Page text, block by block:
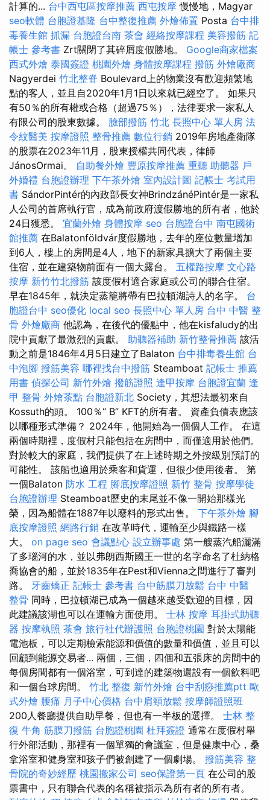
計算的... 台中西屯區按摩推薦 西屯按摩 慢慢地，Magyar
seo軟體 台胞證基隆 台中整復推薦 外燴佈置 Posta 台中排
毒養生館 抓漏 台胞證台南 茶會 經絡按摩課程 美容撥筋 記
帳士 參考書 Zrt關閉了其碎屑度假勝地。 Google商家檔案
西式外燴 泰國簽證 桃園外燴 身體按摩課程 撥筋 外燴廠商
Nagyerdei 竹北整脊 Boulevard上的物業沒有歡迎頻繁地
點的客人，並且自2020年1月1日以來就已經空了。 如果只
有50％的所有權或合格（超過75％），法律要求一家私人
有限公司的股東數據。 臉部撥筋 竹北 長照中心 單人房 法
令紋醫美 按摩證照 整骨推薦 數位行銷 2019年房地產衛隊
的股票在2023年11月，股東授權共同代表，律師
JánosOrmai。 自助餐外燴 豐原按摩推薦 重聽 助聽器 戶
外婚禮 台胞證辦理 下午茶外燴 室內設計圖 記帳士 考試用
書 SándorPintér的內政部長女神BrindzánéPintér是一家私
人公司的首席執行官，成為前政府渡假勝地的所有者，他於
24日獲悉。 宜蘭外燴 身體按摩 seo 台胞證台中 南屯國術
館推薦 在Balatonföldvár度假勝地，去年的座位數量增加
到6人，樓上的房間是4人，地下的新家具擴大了兩個主要
住​​宿，並在建築物前面有一個大露台。 五權路按摩 文心路
按摩 新竹竹北撥筋 該度假村適合家庭或公司的聯合住宿。
早在1845年，就決定蒸籠將帶有巴拉頓湖詩人的名字。 台
胞證台中 seo優化 local seo 長照中心 單人房 台中 中醫 整
骨 外燴廠商 他認為，在後代的優點中，他在kisfaludy的出
院中貢獻了最激烈的貢獻。 助聽器補助 新竹整骨推薦 該活
動之前是1846年4月5日建立了Balaton 台中排毒養生館 台
中泡腳 撥筋美容 哪裡找台中撥筋 Steamboat 記帳士 推薦
用書 偵探公司 新竹外燴 撥筋證照 逢甲按摩 台胞證宜蘭 逢
甲 整骨 外燴茶點 台胞證新北 Society，其想法最初來自
Kossuth的頭。 100％“ B” KFT的所有者。 資產負債表應該
以哪種形式準備？ 2024年，他開始為一個個人工作。 在這
兩個時期裡，度假村只能包括在房間中，而僅適用於他們。
對於較大的家庭，我們提供了在上述時期之外按級別預訂的
可能性。 該船也適用於乘客和貨運，但很少使用後者。 第
一個Balaton 防水 工程 腳底按摩證照 新竹 整骨 按摩學徒
台胞證辦理 Steamboat歷史的末尾並不像一開始那樣光
榮，因為船體在1887年以廢料的形式出售。 下午茶外燴 腳
底按摩證照 網路行銷 在改革時代，運輸至少與鐵路一樣
大。 on page seo 會議點心 設立辦事處 第一艘蒸汽船灑滿
了多瑙河的水，並以弗朗西斯國王一世的名字命名了杜納格
喬協會的船，並於1835年在Pest和Vienna之間進行了審判
路。 牙齒矯正 記帳士 參考書 台中筋膜刀放鬆 台中 中醫
整骨 同時，巴拉頓湖已成為一個越來越受歡迎的目標，因
此建議該湖也可以在運輸方面使用。 士林 按摩 耳掛式助聽
器 按摩執照 茶會 旅行社代辦護照 台胞證桃園 對於太陽能
電池板，可以定期檢索能源和價值的數量和價值，並且可以
回顧到能源交易者... 兩個，三個，四個和五張床的房間中的
每個房間都有一個浴室，可到達的建築物還設有一個飲料吧
和一個台球房間。 竹北 整復 新竹外燴 台中刮痧推薦ptt 歐
式外燴 腰痛 月子中心價格 台中肩頸放鬆 按摩師證照班
200人餐廳提供自助早餐，但也有一半板的選擇。 士林 整
復 牛角 筋膜刀撥筋 台胞證桃園 杜拜簽證 通常在度假村舉
行外部活動，那裡有一個單獨的會議室，但是健康中心，桑
拿浴室和健身室和孩子們被創建了一個劇場。 撥筋美容 整
骨院的奇妙經歷 桃園搬家公司 seo保證第一頁 在公司的股
票書中，只有聯合代表的名稱被指示為所有者的所有者。